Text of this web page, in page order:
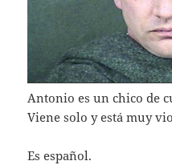
Antonio es un chico de
Viene solo y está muy
Es español.